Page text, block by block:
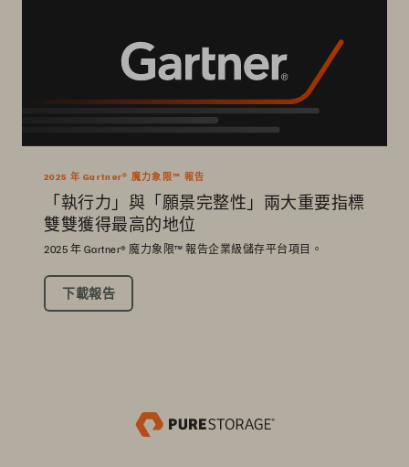
2025 年 Gartner® 魔力象限™ 報告
「執行力」與「願景完整性」兩大重要指標
雙雙獲得最高的地位
2025 年 Gartner® 魔力象限™ 報告企業級儲存平台項目。
下載報告